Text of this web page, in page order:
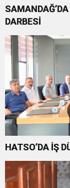
DARBESİ
HATSO’DA İŞ